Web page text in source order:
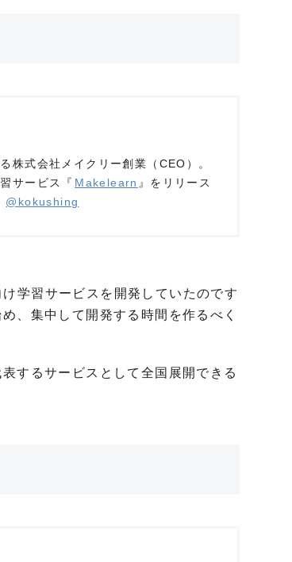
株式会社メイクリー創業（CEO）。
サービス『 Makelearn 』をリリース
@kokushing
学習サービスを開発していたのです
、集中して開発する時間を作るべく
するサービスとして全国展開できる